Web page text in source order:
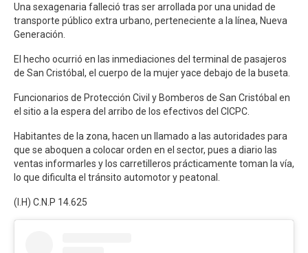
Una sexagenaria falleció tras ser arrollada por una unidad de
transporte público extra urbano, perteneciente a la línea, Nueva
Generación.
El hecho ocurrió en las inmediaciones del terminal de pasajeros
de San Cristóbal, el cuerpo de la mujer yace debajo de la buseta.
Funcionarios de Protección Civil y Bomberos de San Cristóbal en
el sitio a la espera del arribo de los efectivos del CICPC.
Habitantes de la zona, hacen un llamado a las autoridades para
que se aboquen a colocar orden en el sector, pues a diario las
ventas informarles y los carretilleros prácticamente toman la vía,
lo que dificulta el tránsito automotor y peatonal.
(I.H) C.N.P 14.625